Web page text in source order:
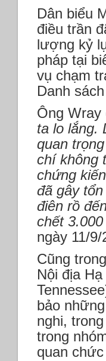
Dân biểu
điều trần
lượng kỷ
pháp tại
vụ chạm
Danh
Ông Wray
ta lo lắng.
quan
chí không
chứng
đã gây
điên rồ
chết 3.000
ngày 11/9/
Cũng
Nội địa
bảo
nghi,
trong
quan